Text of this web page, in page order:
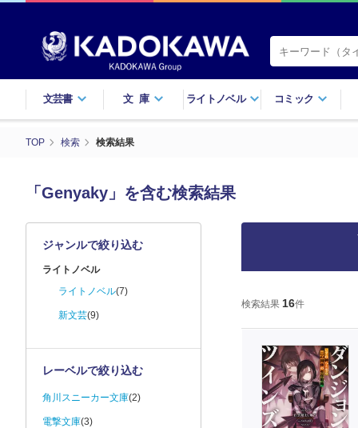
文芸書 文庫 ライトノベル コミック
TOP 検索 検索結果
「Genyaky」を含む検索結果
検索結果 16件
ジャンルで絞り込む
ライトノベル
ライトノベル(7)
新文芸(9)
レーベルで絞り込む
角川スニーカー文庫(2)
電撃文庫(3)